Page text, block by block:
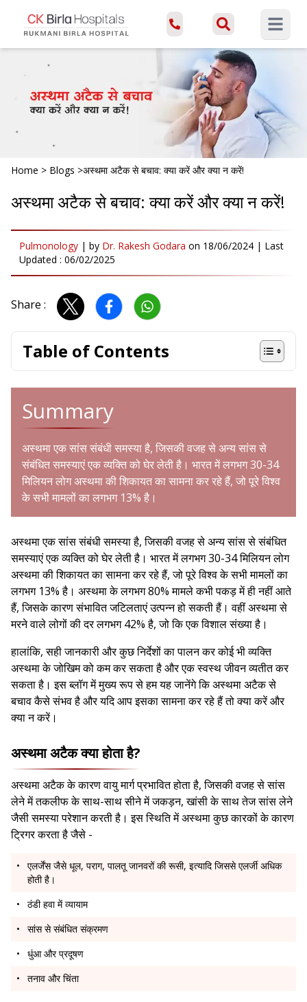
Open
Home > Blogs >अस्थमा अटैक से बचाव: क्या करें और क्या न करें!
अस्थमा अटैक से बचाव: क्या करें और क्या न करें!
Pulmonology | by Dr. Rakesh Godara on 18/06/2024 | Last
Updated : 06/02/2025
Share :
Table of Contents
Summary
अस्थमा एक सांस संबंधी समस्या है, जिसकी वजह से अन्य सांस से
संबंधित समस्याएं एक व्यक्ति को घेर लेती है। भारत में लगभग 30-34
मिलियन लोग अस्थमा की शिकायत का सामना कर रहे हैं, जो पूरे विश्व
के सभी मामलों का लगभग 13% है।
अस्थमा एक सांस संबंधी समस्या है, जिसकी वजह से अन्य सांस से संबंधित
समस्याएं एक व्यक्ति को घेर लेती है। भारत में लगभग 30-34 मिलियन लोग
अस्थमा की शिकायत का सामना कर रहे हैं, जो पूरे विश्व के सभी मामलों का
लगभग 13% है। अस्थमा के लगभग 80% मामले कभी पकड़ में ही नहीं आते
हैं, जिसके कारण संभावित जटिलताएं उत्पन्न हो सकती हैं। वहीं अस्थमा से
मरने वाले लोगों की दर लगभग 42% है, जो कि एक विशाल संख्या है।
हालांकि, सही जानकारी और कुछ निर्देशों का पालन कर कोई भी व्यक्ति
अस्थमा के जोखिम को कम कर सकता है और एक स्वस्थ जीवन व्यतीत कर
सकता है। इस ब्लॉग में मुख्य रूप से हम यह जानेंगे कि अस्थमा अटैक से
बचाव कैसे संभव है और यदि आप इसका सामना कर रहे हैं तो क्या करें और
क्या न करें।
अस्थमा अटैक क्या होता है?
अस्थमा अटैक के कारण वायु मार्ग प्रभावित होता है, जिसकी वजह से सांस
लेने में तकलीफ के साथ-साथ सीने में जकड़न, खांसी के साथ तेज सांस लेने
जैसी समस्या परेशान करती है। इस स्थिति में अस्थमा कुछ कारकों के कारण
ट्रिगर करता है जैसे -
एलर्जेंस जैसे धूल, पराग, पालतू जानवरों की रूसी, इत्यादि जिससे एलर्जी अधिक
होती है।
ठंडी हवा में व्यायाम
सांस से संबंधित संक्रमण
धुंआ और प्रदूषण
तनाव और चिंता